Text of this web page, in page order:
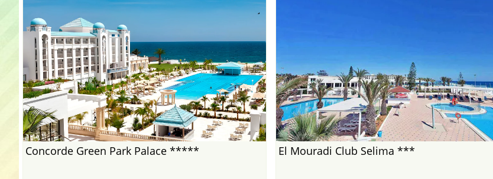
Concorde Green Park Palace ***** El Mouradi Club Selima ***